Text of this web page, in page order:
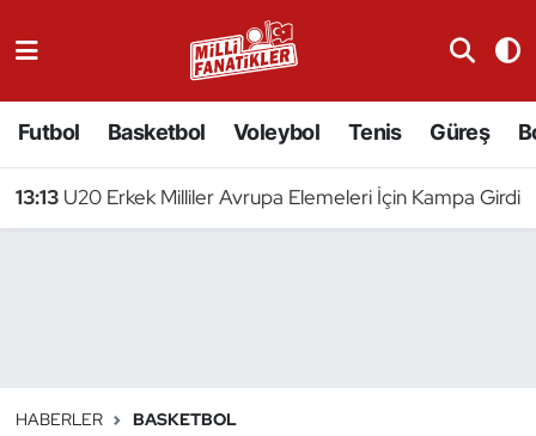
Futbol Basketbol Voleybol Tenis Güreş
13:13 U20 Erkek Milliler Avrupa Elemeleri İçin Kampa Girdi
HABERLER BASKETBOL
Badminton